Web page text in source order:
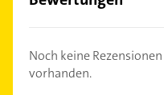
Noch keine
vorhanden.